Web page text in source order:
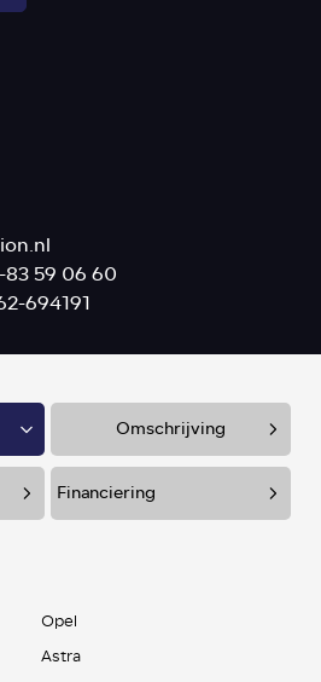
59 06 60
694191
Omschrijving
Financiering
Opel
Astra